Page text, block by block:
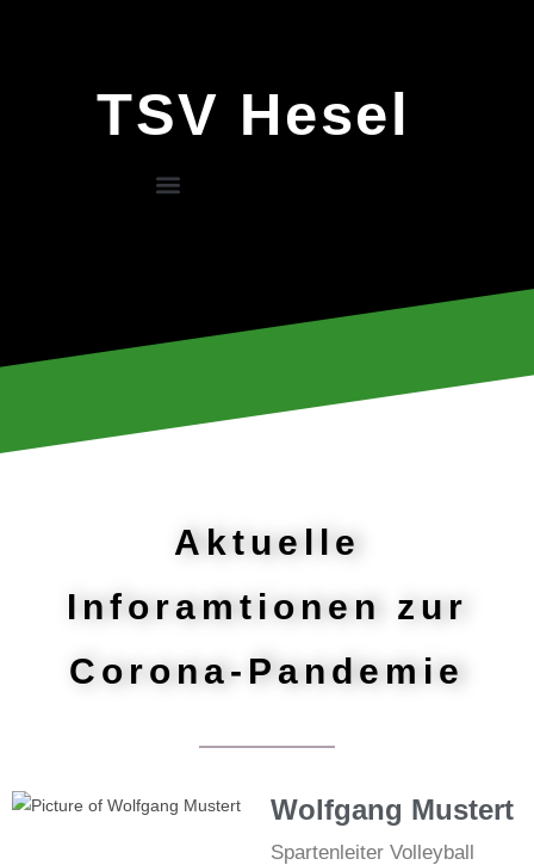
TSV Hesel
Aktuelle
Inforamtionen zur
Corona-Pandemie
Wolfgang Mustert
Spartenleiter Volleyball